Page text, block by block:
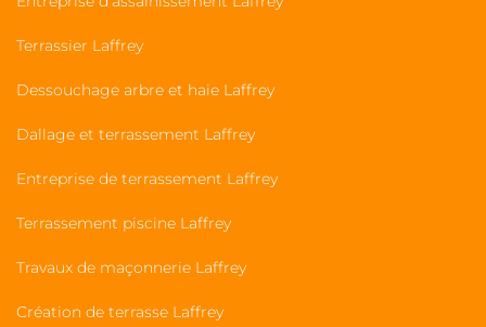
Terrassier Laffrey
Dessouchage arbre et haie Laffrey
Dallage et terrassement Laffrey
Entreprise de terrassement Laffrey
Terrassement piscine Laffrey
Travaux de maçonnerie Laffrey
Création de terrasse Laffrey